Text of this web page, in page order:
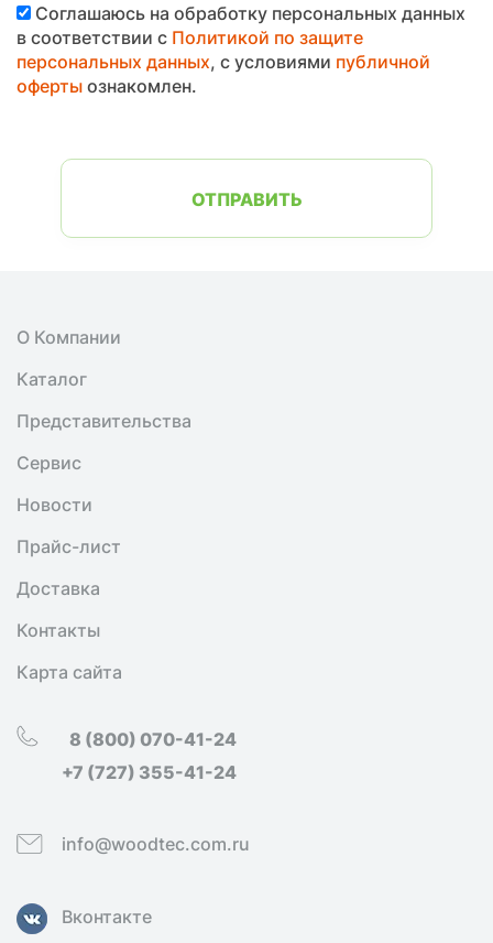
Соглашаюсь на обработку персональных данных
в соответствии с Политикой по защите
персональных данных, с условиями публичной
офертыознакомлен.
ОТПРАВИТЬ
О Компании
Каталог
Представительства
Сервис
Новости
Прайс-лист
Доставка
Контакты
Карта сайта
8 (800) 070-41-24
+7 (727) 355-41-24
info@woodtec.com.ru
Вконтакте